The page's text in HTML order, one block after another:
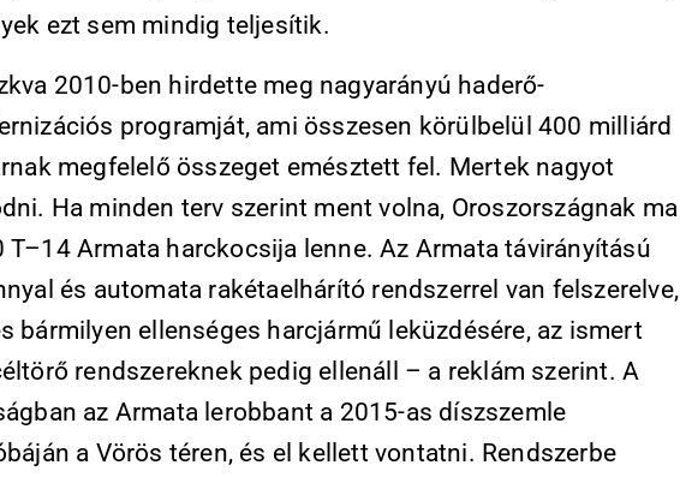
ezt sem mindig teljesítik.
2010-ben hirdette meg nagyarányú haderő-
programját, ami összesen körülbelül 400 milliárd
megfelelő összeget emésztett fel. Mertek nagyot
Ha minden terv szerint ment volna, Oroszországnak ma
T–14 Armata harckocsija lenne. Az Armata távirányítású
és automata rakétaelhárító rendszerrel van felszerelve,
bármilyen ellenséges harcjármű leküzdésére, az ismert
rendszereknek pedig ellenáll – a reklám szerint. A
az Armata lerobbant a 2015-as díszszemle
a Vörös téren, és el kellett vontatni. Rendszerbe